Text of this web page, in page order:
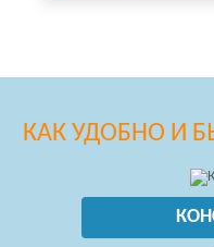
КАК УДОБНО И